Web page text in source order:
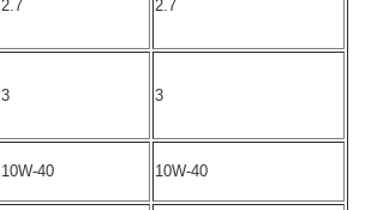
2.7 2.7
3 3
10W-40 10W-40